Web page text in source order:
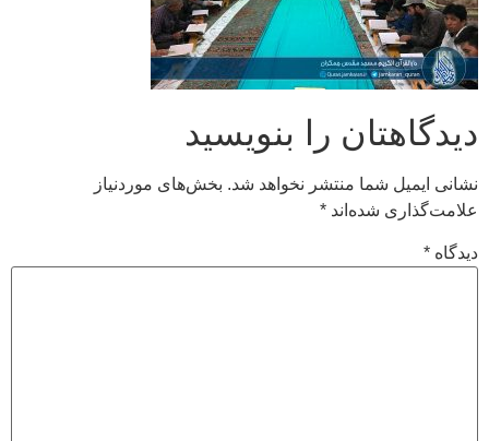
دیدگاهتان را بنویسید
نشانی ایمیل شما منتشر نخواهد شد. بخش‌های موردنیاز
علامت‌گذاری شده‌اند *
دیدگاه *